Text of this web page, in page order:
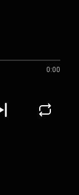
0:00